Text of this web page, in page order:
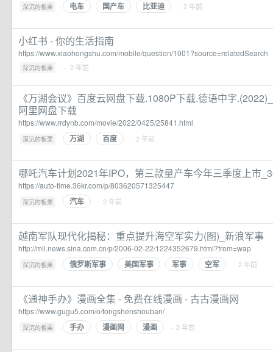
深沉的板栗 · 电车 国产车 比亚迪 · 2 年前
小红书 - 你的生活指南
https://www.xiaohongshu.com/mobile/question/1001?source=relatedSearch
深沉的板栗 · · 2 年前
《万湖会议》百度云网盘下载.1080P下载.德语中字
阿里网盘下载
https://www.rrdynb.com/movie/2022/0425/25841.html
深沉的板栗 · 万湖 百度 · 2 年前
哪吒汽车计划2021年IPO，第三款量产车今年三季度上市
https://auto-time.36kr.com/p/803620571325447
深沉的板栗 · 汽车 · 2 年前
越南军队现代化揭秘：重点提升海空军实力(图)_新浪军事
http://mil.news.sina.com.cn/p/2006-02-22/1224352679.html?from=wap
深沉的板栗 · 俄罗斯军事 美国军事 军事 空军 · 2 年前
《通神手办》漫画全集 - 免费在线漫画 - 古古漫画网
https://www.gugu5.com/o/tongshenshouban/
深沉的板栗 · 手办 漫画网 漫画 · 2 年前